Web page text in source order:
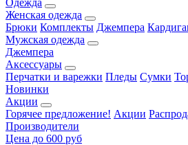
Одежда
Женская одежда
Брюки Комплекты Джемпера
Мужская одежда
Джемпера
Аксессуары
Перчатки и варежки Пледы Сумки
Новинки
Акции
Горячее предложение! Акции
Производители
Цена до 600 руб